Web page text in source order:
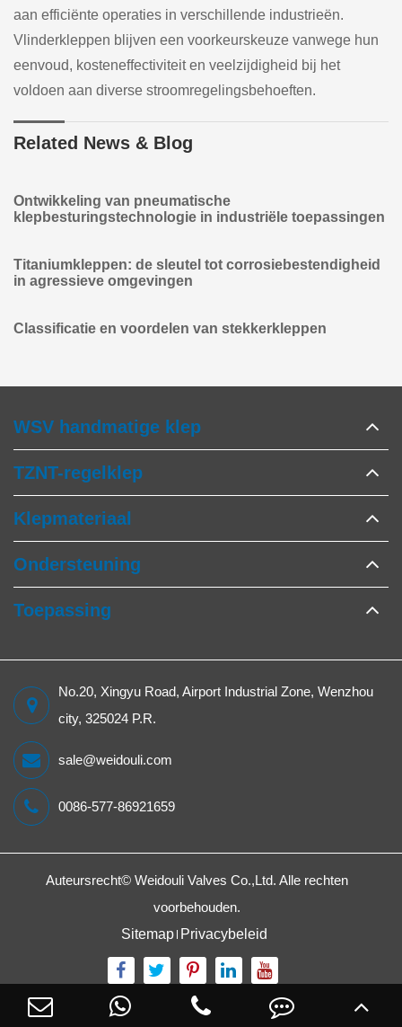
aan efficiënte operaties in verschillende industrieën.
Vlinderkleppen blijven een voorkeurskeuze vanwege hun
eenvoud, kosteneffectiviteit en veelzijdigheid bij het
voldoen aan diverse stroomregelingsbehoeften.
Related News & Blog
Ontwikkeling van pneumatische
klepbesturingstechnologie in industriële toepassingen
Titaniumkleppen: de sleutel tot corrosiebestendigheid
in agressieve omgevingen
Classificatie en voordelen van stekkerkleppen
WSV handmatige klep
TZNT-regelklep
Klepmateriaal
Ondersteuning
Toepassing
No.20, Xingyu Road, Airport Industrial Zone, Wenzhou
city, 325024 P.R.
sale@weidouli.com
0086-577-86921659
Auteursrecht©Weidouli Valves Co.,Ltd. Alle rechten
voorbehouden.
Sitemap Privacybeleid